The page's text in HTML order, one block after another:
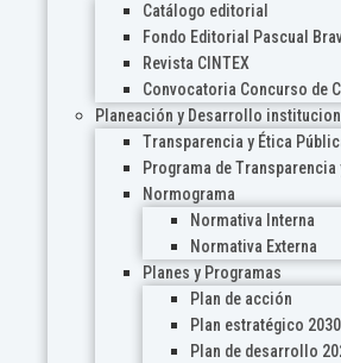
Catálogo editorial
Fondo Editorial Pascual
Revista CINTEX
Convocatoria Concurso de
Planeación y Desarrollo
Transparencia y Ética
Programa de Transparencia
Normograma
Normativa Interna
Normativa Externa
Planes y Programas
Plan de acción
Plan estratégico 2030
Plan de desarrollo